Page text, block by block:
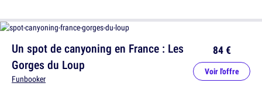
Un spot de canyoning en France : Les
Gorges du Loup
Funbooker
84 €
Voir l'offre